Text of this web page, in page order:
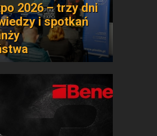
2026 – trzy dni
i spotkań